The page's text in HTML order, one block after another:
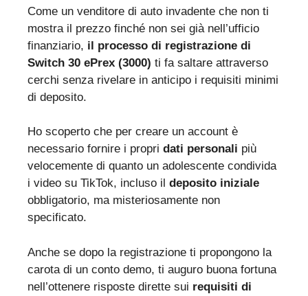
Come un venditore di auto invadente che non ti
mostra il prezzo finché non sei già nell’ufficio
finanziario, il processo di registrazione di
Switch 30 ePrex (3000) ti fa saltare attraverso
cerchi senza rivelare in anticipo i requisiti minimi
di deposito.
Ho scoperto che per creare un account è
necessario fornire i propri dati personali più
velocemente di quanto un adolescente condivida
i video su TikTok, incluso il deposito iniziale
obbligatorio, ma misteriosamente non
specificato.
Anche se dopo la registrazione ti propongono la
carota di un conto demo, ti auguro buona fortuna
nell’ottenere risposte dirette sui requisiti di